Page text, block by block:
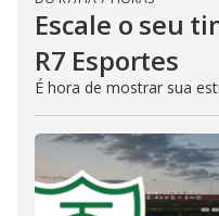
Escale o seu
R7 Esportes
É hora de mostrar sua